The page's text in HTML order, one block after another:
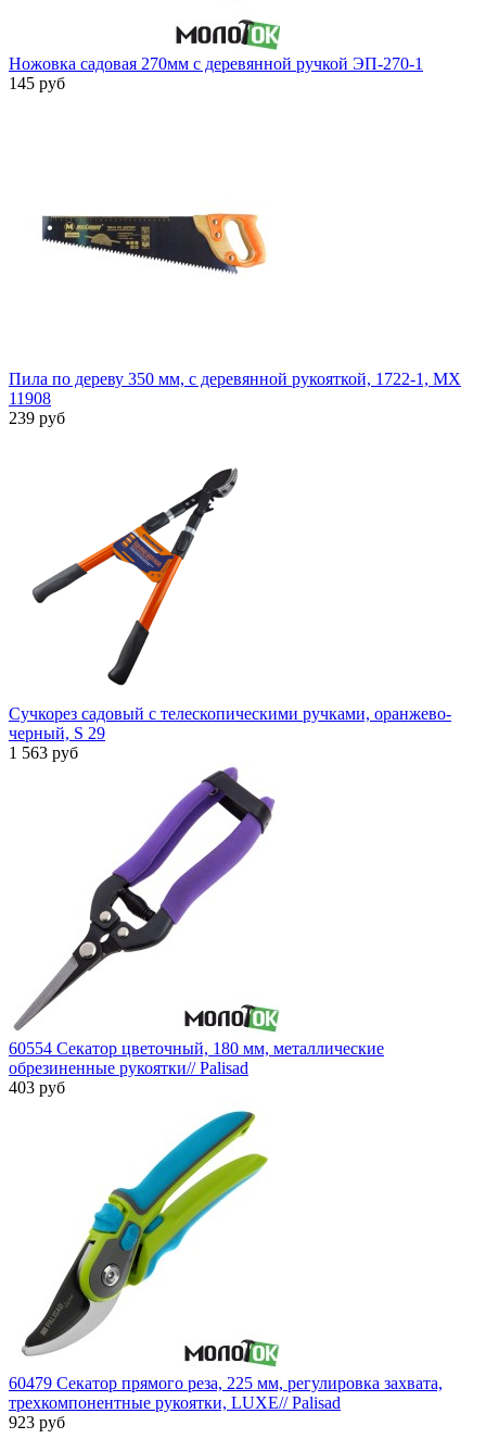
Ножовка садовая 270мм с деревянной ручкой ЭП-270-1
145 руб
Пила по дереву 350 мм, с деревянной рукояткой, 1722-1, MX
11908
239 руб
Сучкорез садовый с телескопическими ручками, оранжево-
черный, S 29
1 563 руб
60554 Секатор цветочный, 180 мм, металлические
обрезиненные рукоятки// Palisad
403 руб
60479 Секатор прямого реза, 225 мм, регулировка захвата,
трехкомпонентные рукоятки, LUXE// Palisad
923 руб